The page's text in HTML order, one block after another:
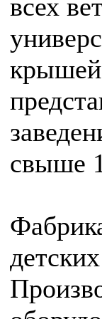
всех
крышей
свыше